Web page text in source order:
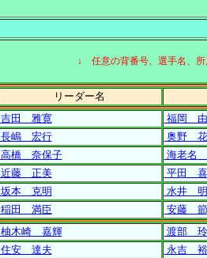
↓ 任意の背番号、選手名、所
リーダー名
吉田 雅寛 福岡 由
長嶋 宏行 奥野 花
高橋 奈保子 海老名
近藤 正美 平田 喜
坂本 克明 水井
稲田 満臣 安藤
柚木崎 嘉輝 渡部
住安 達夫 永吉